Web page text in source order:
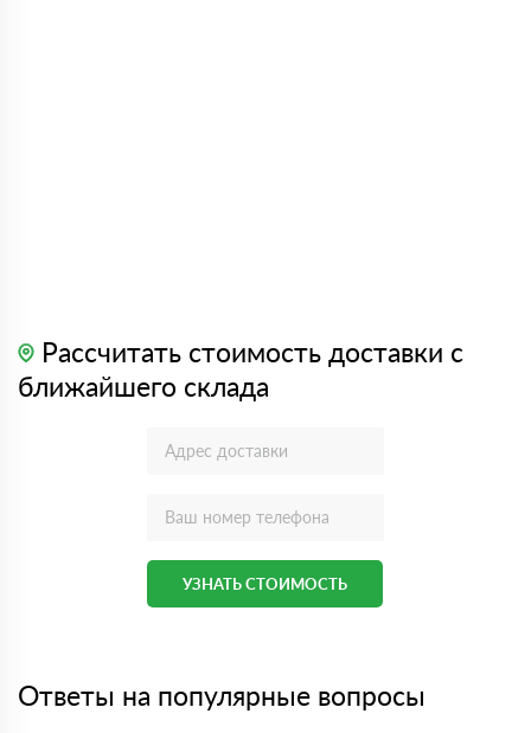
Рассчитать стоимость доставки с
ближайшего склада
УЗНАТЬ СТОИМОСТЬ
Ответы на популярные вопросы